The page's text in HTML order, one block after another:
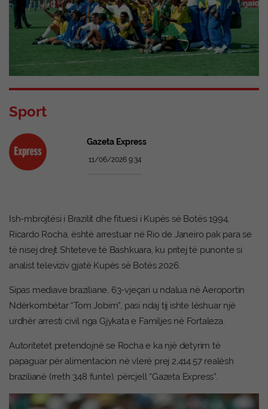
Sport
Gazeta Express
11/06/2026 9:34
Ish-mbrojtësi i Brazilit dhe fituesi i Kupës së Botës 1994,
Ricardo Rocha, është arrestuar në Rio de Janeiro pak para se
të nisej drejt Shteteve të Bashkuara, ku pritej të punonte si
analist televiziv gjatë Kupës së Botës 2026.
Sipas mediave braziliane, 63-vjeçari u ndalua në Aeroportin
Ndërkombëtar “Tom Jobim”, pasi ndaj tij ishte lëshuar një
urdhër arresti civil nga Gjykata e Familjes në Fortaleza.
Autoritetet pretendojnë se Rocha e ka një detyrim të
papaguar për alimentacion në vlerë prej 2,414.57 realësh
brazilianë (rreth 348 funte), përcjell “Gazeta Express”.